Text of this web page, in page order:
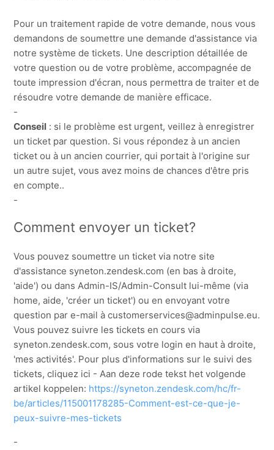
Pour un traitement rapide de votre demande, nous vous
demandons de soumettre une demande d'assistance via
notre système de tickets. Une description détaillée de
votre question ou de votre problème, accompagnée de
toute impression d'écran, nous permettra de traiter et de
résoudre votre demande de manière efficace.
-
Conseil : si le problème est urgent, veillez à enregistrer
un ticket par question. Si vous répondez à un ancien
ticket ou à un ancien courrier, qui portait à l'origine sur
un autre sujet, vous avez moins de chances d'être pris
en compte..
-
Comment envoyer un ticket?
Vous pouvez soumettre un ticket via notre site
d'assistance syneton.zendesk.com (en bas à droite,
'aide') ou dans Admin-IS/Admin-Consult lui-même (via
home, aide, 'créer un ticket') ou en envoyant votre
question par e-mail à customerservices@adminpulse.eu.
Vous pouvez suivre les tickets en cours via
syneton.zendesk.com, sous votre login en haut à droite,
'mes activités'. Pour plus d'informations sur le suivi des
tickets, cliquez ici - Aan deze rode tekst het volgende
artikel koppelen: https://syneton.zendesk.com/hc/fr-
be/articles/115001178285-Comment-est-ce-que-je-
peux-suivre-mes-tickets
-